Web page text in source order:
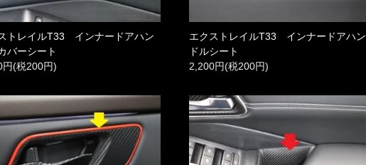
トレイルT33 インナードアハン
バーシート
円(税200円)
エクストレイルT33 インナードアハン
ドルシート
2,200円(税200円)